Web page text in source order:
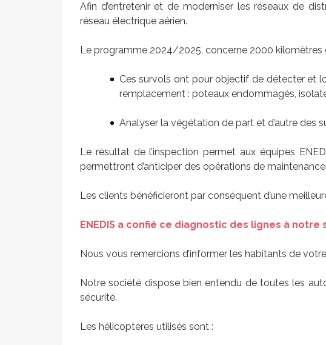
Afin d’entretenir et de moderniser les réseaux de
réseau électrique aérien.
Le programme 2024/2025, concerne 2000
Ces survols ont pour objectif de détecter et
remplacement : poteaux endommagés,
Analyser la végétation de part et d’autre des
Le résultat de l’inspection permet aux équipes
permettront d’anticiper des opérations de maintenance.
Les clients bénéficieront par conséquent d’une
ENEDIS a confié ce diagnostic des lignes à
Nous vous remercions d’informer les habitants de
Notre société dispose bien entendu de toutes les
sécurité.
Les hélicoptères utilisés sont :